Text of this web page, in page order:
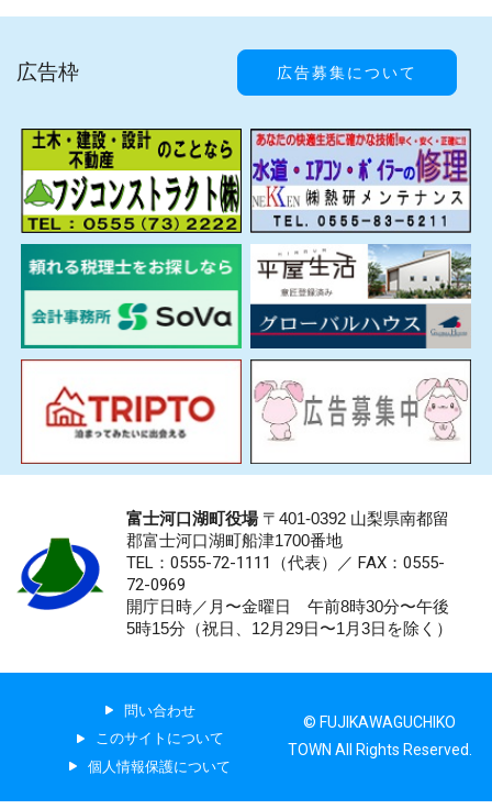
広告枠 広告募集について
富士河口湖町役場〒401-0392 山梨県南都留
郡富士河口湖町船津1700番地
TEL：0555-72-1111 （代表）／ FAX：0555-
72-0969
開庁日時／月〜金曜日 午前8時30分〜午後
5時15分（祝日、12月29日〜1月3日を除く）
問い合わせ
このサイトについて
個人情報保護について
© FUJIKAWAGUCHIKO
TOWN All Rights Reserved.